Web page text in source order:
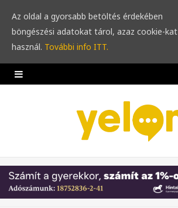
Az oldal a gyorsabb betöltés érdekében
böngészési adatokat tárol, azaz cookie-kat
használ. További info ITT.